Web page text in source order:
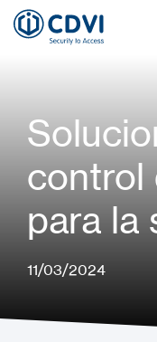
control
para la
11/03/2024